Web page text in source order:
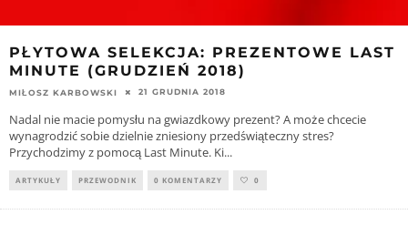
PŁYTOWA SELEKCJA: PREZENTOWE LAST
MINUTE (GRUDZIEŃ 2018)
MIŁOSZ KARBOWSKI 21 GRUDNIA 2018
Nadal nie macie pomysłu na gwiazdkowy prezent? A może chcecie
wynagrodzić sobie dzielnie zniesiony przedświąteczny stres?
Przychodzimy z pomocą Last Minute. Ki...
ARTYKUŁY PRZEWODNIK 0 KOMENTARZY 0